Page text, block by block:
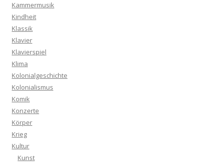
Kammermusik
Kindheit
Klassik
Klavier
Klavierspiel
Klima
Kolonialgeschichte
Kolonialismus
Komik
Konzerte
Körper
Krieg
Kultur
Kunst